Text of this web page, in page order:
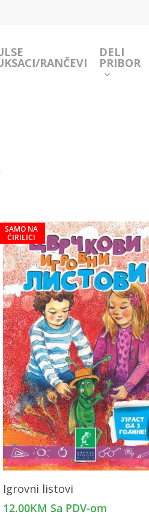
RANČEVI
DELI
PRIBOR
Dodaj U Korpu
SAMO NA
ĆIRILICI
Igrovni listovi
12.00KM Sa PDV-om